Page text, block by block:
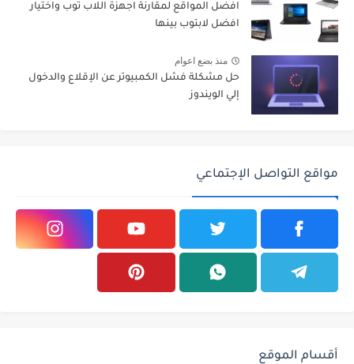
افضل المواقع لمقارنة اجهزة اللاب توب واختيار
افضل لابتوب بينها
منذ بضع اعوام
حل مشكلة فشل الكمبيوتر عن الإقلاع والدخول
إلي الويندوز
مواقع التواصل الإجتماعي
أقسام الموقع